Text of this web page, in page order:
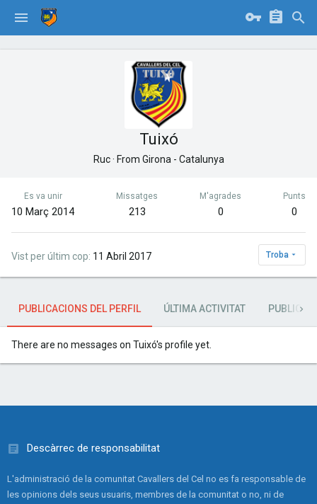
Tuixó
Ruc · From Girona - Catalunya
Es va unir
10 Març 2014
Missatges
213
M'agrades
0
Punts
0
Vist per últim cop 11 Abril 2017 Troba
PUBLICACIONS DEL PERFIL ÚLTIMA ACTIVITAT
There are no messages on Tuixó's profile yet.
Descàrrec de responsabilitat
L'administració de la comunitat Cavallers del Cel no es fa responsable de
les opinions dels seus usuaris, membres de la comunitat o no, ni de